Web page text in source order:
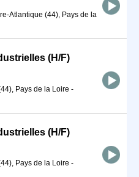
Atlantique (44), Pays de la
(H/F)
Pays de la Loire -
(H/F)
Pays de la Loire -